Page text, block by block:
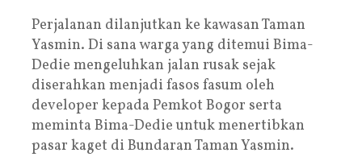
Perjalanan dilanjutkan ke kawasan Taman
Yasmin. Di sana warga yang ditemui Bima-
Dedie mengeluhkan jalan rusak sejak
diserahkan menjadi fasos fasum oleh
developer kepada Pemkot Bogor serta
meminta Bima-Dedie untuk menertibkan
pasar kaget di Bundaran Taman Yasmin.